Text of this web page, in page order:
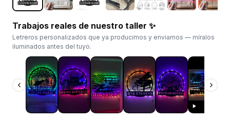
Trabajos reales de nuestro taller ✨
Letreros personalizados que ya producimos y enviamos — míralos
iluminados antes del tuyo.
‹ ›